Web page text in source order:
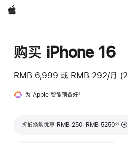
Apple
购买 iPhone 16
RMB 6,999 或 RMB 292/月
为 Apple 智能预备好脚
4
折抵换购优惠 RMB 250-RMB 5250
脚注
◊◊